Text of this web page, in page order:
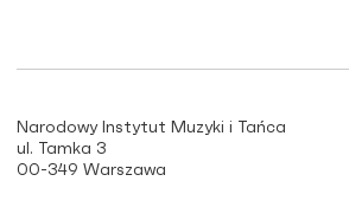
Narodowy Instytut Muzyki i Tańca
ul. Tamka 3
00-349 Warszawa